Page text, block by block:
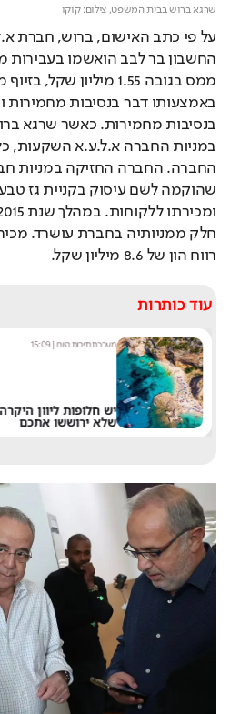
שרגא ברוש בבית המשפט,צילום: קוקו
רווח הון של 8.6 מיליון שקל.
עוד כותרות
מערכת תיירות היום|
15:09
שלא ירוששו אתכם